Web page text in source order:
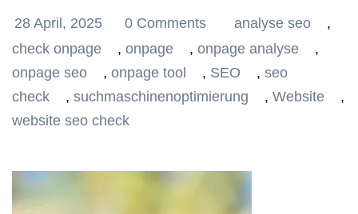
28 April, 2025 0 Comments analyse seo
,
check onpage
, onpage , onpage analyse
,
onpage seo
, onpage tool , SEO , seo
check
, suchmaschinenoptimierung , Website
,
website seo check